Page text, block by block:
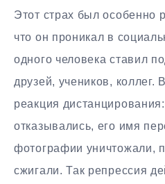
Этот страх был особенно
что он проникал в
одного человека ставил
друзей, учеников, коллег.
реакция
отказывались, его имя
фотографии уничтожали,
сжигали. Так репрессия